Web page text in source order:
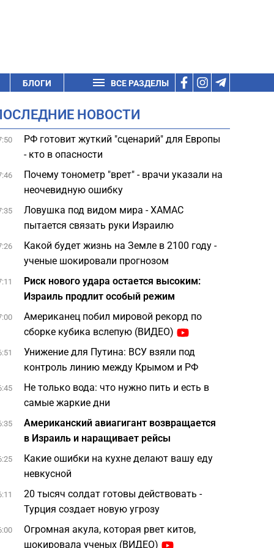
БЛОГИ ВСЕ РАЗДЕЛЫ
НОВОСТИ
РФ готовит жуткий "сценарий" для Европы
- кто в опасности
Почему тонометр "врет" - врачи указали на
неочевидную ошибку
Ловушка под видом мира - ХАМАС
пытается связать руки Израилю
Какой будет жизнь на Земле в 2100 году -
ученые шокировали прогнозом
Риск нового удара остается высоким:
Израиль продлит особый режим
Американец побил мировой рекорд по
сборке кубика вслепую (ВИДЕО)
Унижение для Путина: ВСУ взяли под
контроль линию между Крымом и РФ
Не только вода: что нужно пить и есть в
самые жаркие дни
Американский авиагигант возвращается
в Израиль и наращивает рейсы
Какие ошибки на кухне делают вашу еду
невкусной
20 тысяч солдат готовы действовать -
Турция создает новую угрозу
Огромная акула, которая рвет китов,
шокировала ученых (ВИДЕО)